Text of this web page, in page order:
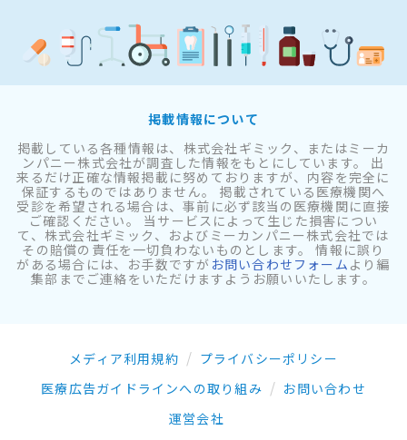
掲載情報について
掲載している各種情報は、株式会社ギミック、またはミーカ
ンパニー株式会社が調査した情報をもとにしています。 出
来るだけ正確な情報掲載に努めておりますが、内容を完全に
保証するものではありません。 掲載されている医療機関へ
受診を希望される場合は、事前に必ず該当の医療機関に直接
ご確認ください。 当サービスによって生じた損害につい
て、株式会社ギミック、およびミーカンパニー株式会社では
その賠償の責任を一切負わないものとします。 情報に誤り
がある場合には、お手数ですが お問い合わせフォーム より編
集部までご連絡をいただけますようお願いいたします。
メディア利用規約
プライバシーポリシー
医療広告ガイドラインへの取り組み
お問い合わせ
運営会社